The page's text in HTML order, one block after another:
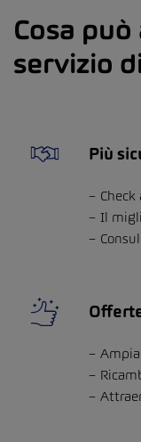
Cosa
servizio
Più
Il